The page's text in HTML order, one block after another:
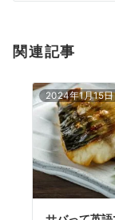
関連記事
2024年1月15日